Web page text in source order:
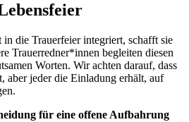
die Trauerfeier integriert, schafft sie
Trauerredner*innen begleiten diesen
Worten. Wir achten darauf, dass
aber jeder die Einladung erhält, auf
für eine offene Aufbahrung